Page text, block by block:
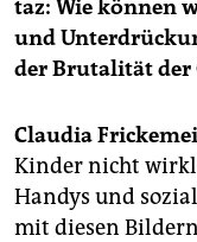
taz: Wie können
und
der Brutalität der
Claudia
Kinder nicht
Handys und
mit diesen